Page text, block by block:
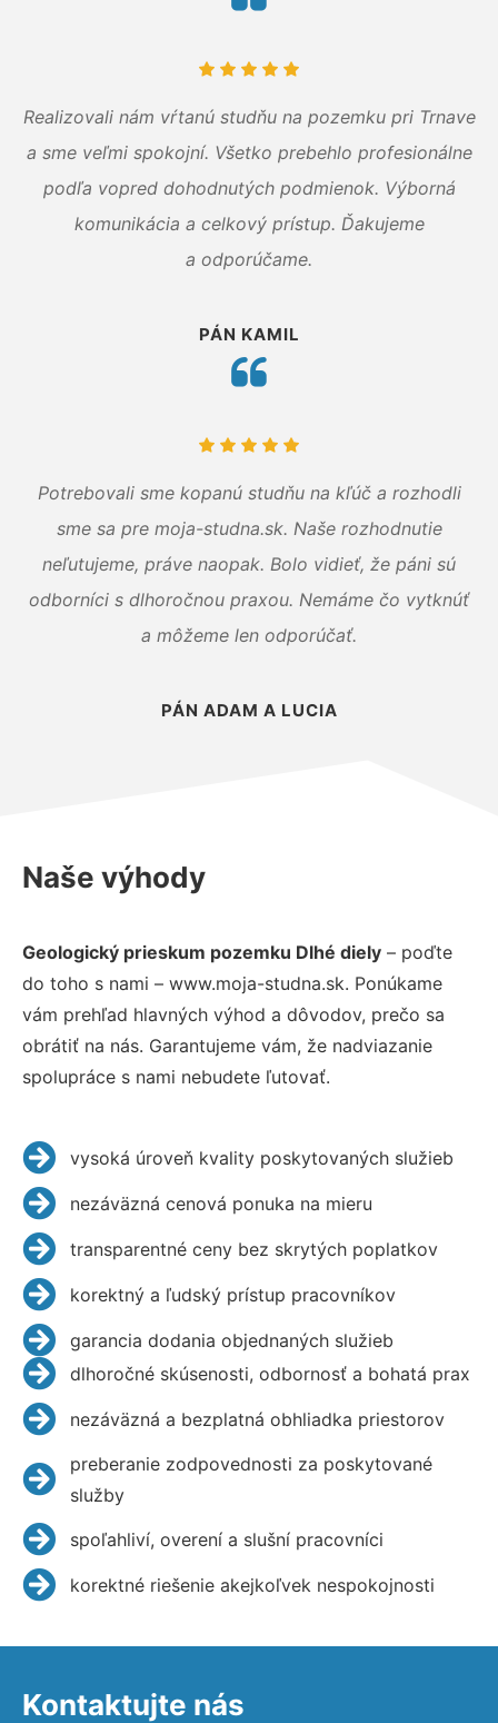
Realizovali nám vŕtanú studňu na pozemku pri Trnave
a sme veľmi spokojní. Všetko prebehlo profesionálne
podľa vopred dohodnutých podmienok. Výborná
komunikácia a celkový prístup. Ďakujeme
a odporúčame.
PÁN KAMIL
Potrebovali sme kopanú studňu na kľúč a rozhodli
sme sa pre moja-studna.sk. Naše rozhodnutie
neľutujeme, práve naopak. Bolo vidieť, že páni sú
odborníci s dlhoročnou praxou. Nemáme čo vytknúť
a môžeme len odporúčať.
PÁN ADAM A LUCIA
Naše výhody
Geologický prieskum pozemku Dlhé diely – poďte
do toho s nami – www.moja-studna.sk. Ponúkame
vám prehľad hlavných výhod a dôvodov, prečo sa
obrátiť na nás. Garantujeme vám, že nadviazanie
spolupráce s nami nebudete ľutovať.
vysoká úroveň kvality poskytovaných služieb
nezáväzná cenová ponuka na mieru
transparentné ceny bez skrytých poplatkov
korektný a ľudský prístup pracovníkov
garancia dodania objednaných služieb
dlhoročné skúsenosti, odbornosť a bohatá prax
nezáväzná a bezplatná obhliadka priestorov
preberanie zodpovednosti za poskytované
služby
spoľahliví, overení a slušní pracovníci
korektné riešenie akejkoľvek nespokojnosti
Kontaktujte nás